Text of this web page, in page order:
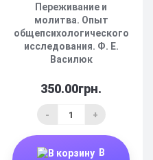
Переживание и
молитва. Опыт
общепсихологического
исследования. Ф. Е.
Василюк
350.00грн.
- +
В